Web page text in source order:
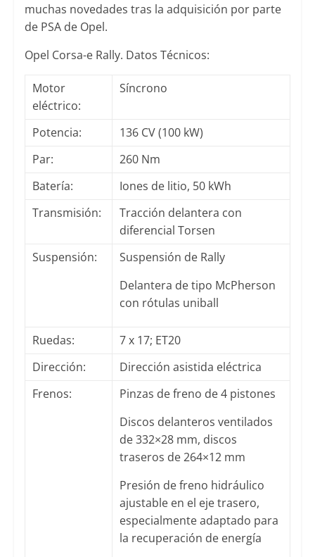
muchas novedades tras la adquisición por parte
de PSA de Opel.
Opel Corsa-e Rally. Datos Técnicos:
Motor
eléctrico:
Síncrono
Potencia:
136 CV (100 kW)
Par:
260 Nm
Batería:
Iones de litio, 50 kWh
Transmisión:
Tracción delantera con
diferencial Torsen
Suspensión:
Suspensión de Rally
Delantera de tipo McPherson
con rótulas uniball
Ruedas:
7 x 17; ET20
Dirección:
Dirección asistida eléctrica
Frenos:
Pinzas de freno de 4 pistones
Discos delanteros ventilados
de 332×28 mm, discos
traseros de 264×12 mm
Presión de freno hidráulico
ajustable en el eje trasero,
especialmente adaptado para
la recuperación de energía